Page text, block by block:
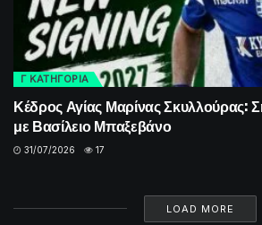
Γ ΚΑΤΗΓΟΡΙΑ
Κέδρος Αγίας Μαρίνας Σκυλλούρας:
με Βασίλειο Μπαξεβάνο
31/07/2026 17
LOAD MORE